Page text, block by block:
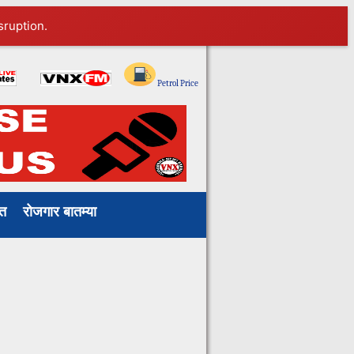
Petrol Price
रोजगार बातम्या